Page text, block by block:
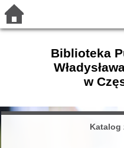
Biblioteka
w
Katalog